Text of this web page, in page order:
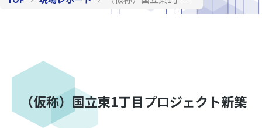
（仮称）国立東1丁目プロジェクト新築